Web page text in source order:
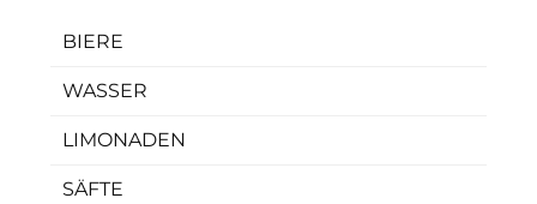
BIERE
WASSER
LIMONADEN
SÄFTE